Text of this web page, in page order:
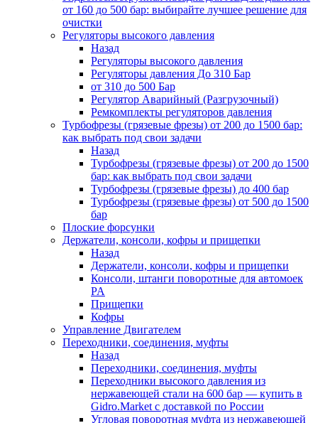
от 160 до 500 бар: выбирайте лучшее решение для
очистки
Регуляторы высокого давления
Назад
Регуляторы высокого давления
Регуляторы давления До 310 Бар
от 310 до 500 Бар
Регулятор Аварийный (Разгрузочный)
Ремкомплекты регуляторов давления
Турбофрезы (грязевые фрезы) от 200 до 1500 бар:
как выбрать под свои задачи
Назад
Турбофрезы (грязевые фрезы) от 200 до 1500
бар: как выбрать под свои задачи
Турбофрезы (грязевые фрезы) до 400 бар
Турбофрезы (грязевые фрезы) от 500 до 1500
бар
Плоские форсунки
Держатели, консоли, кофры и прищепки
Назад
Держатели, консоли, кофры и прищепки
Консоли, штанги поворотные для автомоек
PA
Прищепки
Кофры
Управление Двигателем
Переходники, соединения, муфты
Назад
Переходники, соединения, муфты
Переходники высокого давления из
нержавеющей стали на 600 бар — купить в
Gidro.Market с доставкой по России
Угловая поворотная муфта из нержавеющей